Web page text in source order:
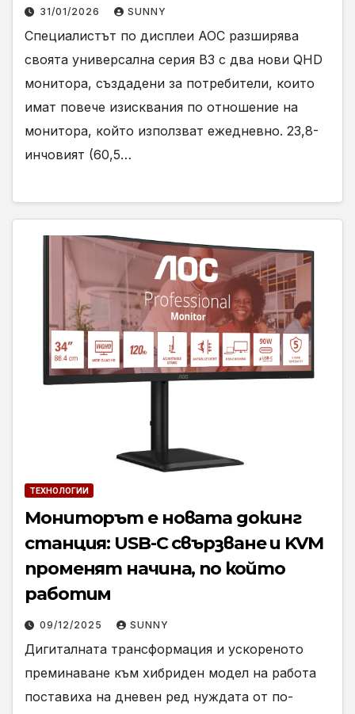
31/01/2026 SUNNY
Специалистът по дисплеи AOC разширява
своята универсална серия B3 с два нови QHD
монитора, създадени за потребители, които
имат повече изисквания по отношение на
монитора, който използват ежедневно. 23,8-
инчовият (60,5…
ТЕХНОЛОГИИ
Мониторът е новата докинг
станция: USB-C свързване и KVM
променят начина, по който
работим
09/12/2025 SUNNY
Дигиталната трансформация и ускореното
преминаване към хибриден модел на работа
поставиха на дневен ред нуждата от по-